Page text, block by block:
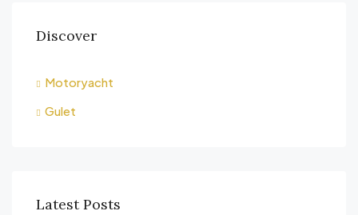
Discover
Motoryacht
Gulet
Latest Posts